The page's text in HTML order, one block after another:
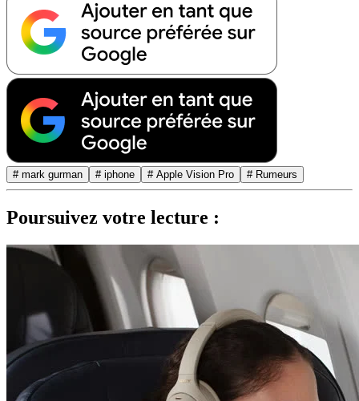
# mark gurman # iphone # Apple Vision Pro # Rumeurs
Poursuivez votre lecture :